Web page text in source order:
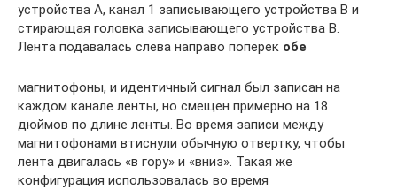
устройства A, канал 1 записывающего устройства B и
стирающая головка записывающего устройства B.
Лента подавалась слева направо поперек обе
магнитофоны, и идентичный сигнал был записан на
каждом канале ленты, но смещен примерно на 18
дюймов по длине ленты. Во время записи между
магнитофонами втиснули обычную отвертку, чтобы
лента двигалась «в гору» и «вниз». Такая же
конфигурация использовалась во время